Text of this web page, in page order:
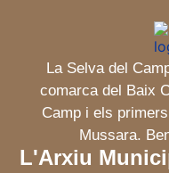
La Selva del
comarca del Baix
Camp i els
Mussara.
L'Arxiu